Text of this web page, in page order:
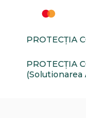
PROTECŢIA
PROTECŢIA